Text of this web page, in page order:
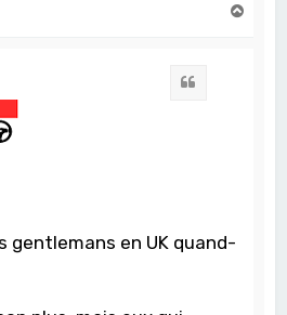
gentlemans en UK quand-